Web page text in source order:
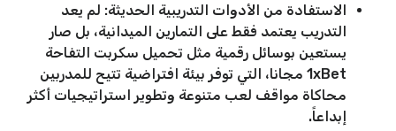
الاستفادة من الأدوات التدريبية الحديثة: لم يعد
التدريب يعتمد فقط على التمارين الميدانية، بل صار
يستعين بوسائل رقمية مثل تحميل سكربت التفاحة
1xBet مجانا، التي توفر بيئة افتراضية تتيح للمدربين
محاكاة مواقف لعب متنوعة وتطوير استراتيجيات أكثر
إبداعاً.